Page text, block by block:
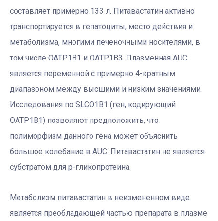
составляет примерно 133 л. Питавастатин активно
транспортируется в гепатоциты, место действия и
метаболизма, многими печеночными носителями, в
том числе ОATP1B1 и OATP1B3. Плазменная AUC
является переменной с примерно 4-кратным
диапазоном между высшими и низким значениями.
Исследования по SLCO1B1 (ген, кодирующий
OATP1B1) позволяют предположить, что
полиморфизм данного гена может объяснить
большое колебание в AUC. Питавастатин не является
субстратом для р-гликопротеина.
Метаболизм питавастатин в неизмененном виде
является преобладающей частью препарата в плазме